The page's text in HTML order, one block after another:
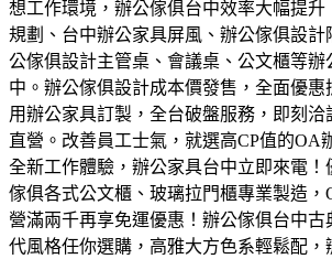
想工作環境，辦公傢俱台中效率大幅提升
規劃、台中辦公家具屏風、辦公傢俱設計
公傢俱設計主管桌、會議桌、公文櫃等辦
中。辦公傢俱設計成本價發售，全面優惠
用辦公家具訂製，全台破盤服務，即刻
直營。改善員工士氣，就選高CP值的OA
全新工作體驗，辦公家具台中立即來電！
傢俱各式公文櫃、玻璃拉門櫃專業製造，
營滿兩千再享免運優惠！辦公傢俱台中古
代風格任你選購，高雅大方色系輕鬆配，